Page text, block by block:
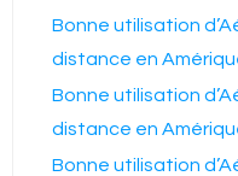
Bonne utilisation
distance en
Bonne utilisation
distance en
Bonne utilisation